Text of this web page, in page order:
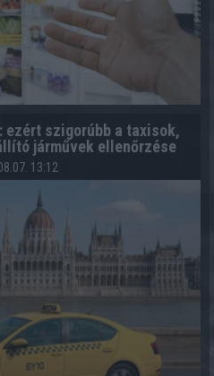
ezért szigorúbb a taxisok,
járművek ellenőrzése
13:12